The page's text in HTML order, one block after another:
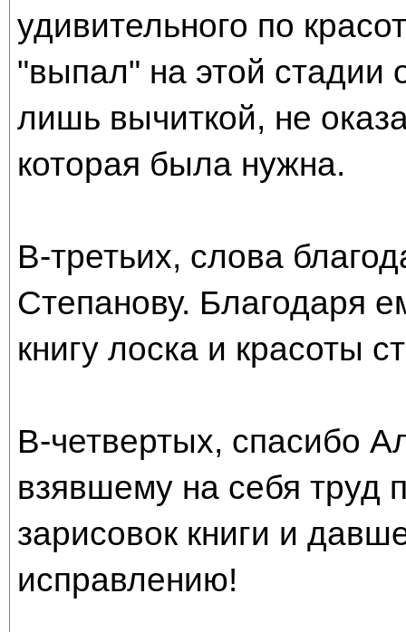
удивительного по
"выпал" на этой стадии
лишь вычиткой, не
которая была нужна.
В-третьих, слова
Степанову. Благодаря
книгу лоска и красоты
В-четвертых, спасибо
взявшему на себя труд
зарисовок книги и
исправлению!